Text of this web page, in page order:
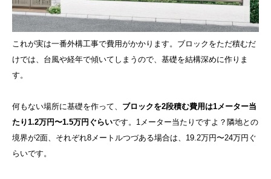
これが実は一番外構工事で費用がかかります。ブロックをただ積むだ
けでは、台風や経年で傾いてしまうので、基礎を結構深めに作りま
す。
何もない場所に基礎を作って、 ブロックを2段積む費用は1メーター当
たり1.2万円〜1.5万円ぐらいです。1メーター当たりですよ？隣地との
境界が2面、それぞれ8メートルつづある場合は、19.2万円〜24万円ぐ
らいです。